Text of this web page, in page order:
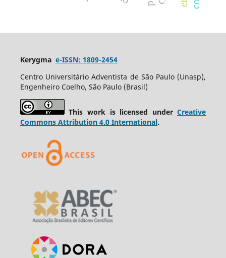
Kerygma e-ISSN: 1809-2454
Centro Universitário Adventista de São Paulo (Unasp),
Engenheiro Coelho, São Paulo (Brasil)
This work is licensed underCreative
Commons Attribution 4.0 International.